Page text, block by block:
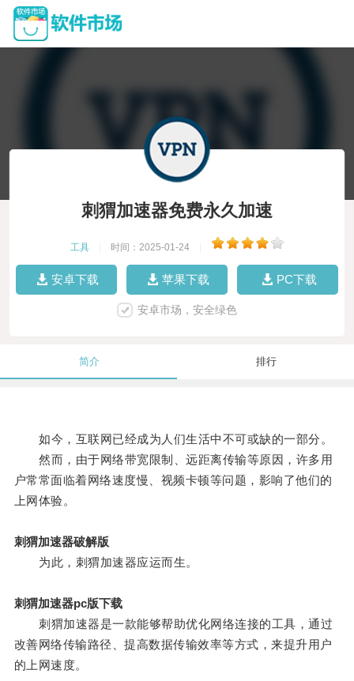
刺猬加速器免费永久加速
工具 时间：2025-01-24
安卓下载 苹果下载 PC下载
安卓市场，安全绿色
简介 排行
如今，互联网已经成为人们生活中不可或缺的一部分。
然而，由于网络带宽限制、远距离传输等原因，许多用
户常常面临着网络速度慢、视频卡顿等问题，影响了他们的
上网体验。
刺猬加速器破解版
为此，刺猬加速器应运而生。
刺猬加速器pc版下载
刺猬加速器是一款能够帮助优化网络连接的工具，通过
改善网络传输路径、提高数据传输效率等方式，来提升用户
的上网速度。